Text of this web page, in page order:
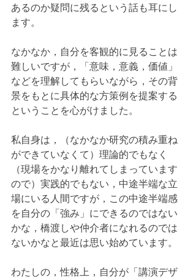
あるのか疑問に残るという話も耳にし
ます。
なかなか，自分を客観的に見ることは
難しいですが，「意味，意義，価値」
などを理解してもらいながら，その背
景をもとに具体的な方策例を提案する
ということを心がけました。
私自身は，（なかなか研究の積み重ね
ができていなくて）理論的でもなく
（現場をかなり離れてしまっています
ので）実践的でもない，中途半端な立
場にいる人間ですが，この中途半端感
を自分の「強み」にできるのではない
かな，橋渡しや仲介者になれるのでは
ないかなと最近は思い始めています。
わたしの，性格上，自分が「講演デザ